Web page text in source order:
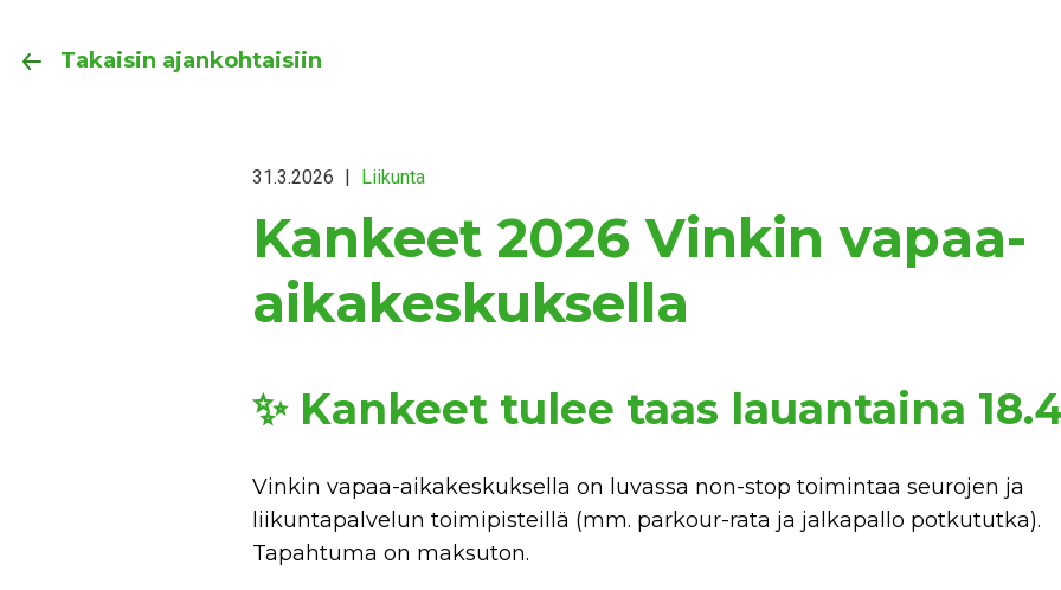
Takaisin ajankohtaisiin
31.3.2026 | Liikunta
Kankeet 2026 Vinkin vapaa-
aikakeskuksella
✨ Kankeet tulee taas lauantaina
Vinkin vapaa-aikakeskuksella on luvassa non-stop toimintaa seurojen ja
liikuntapalvelun toimipisteillä (mm. parkour-rata ja jalkapallo potkututka).
Tapahtuma on maksuton.